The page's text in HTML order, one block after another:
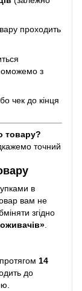
проходить
з
чек до кінця
товару?
точний
в
вам не
згідно
.
14
до